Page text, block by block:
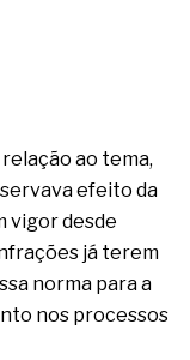
ao tema,
efeito da
vigor desde
já terem
norma para a
nos processos